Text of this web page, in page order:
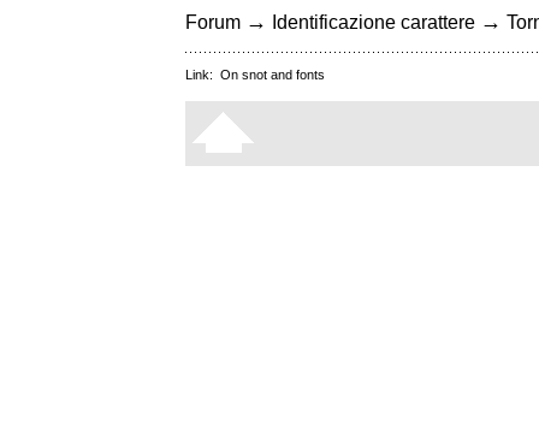
Forum → Identificazione carattere →
Link: On snot and fonts